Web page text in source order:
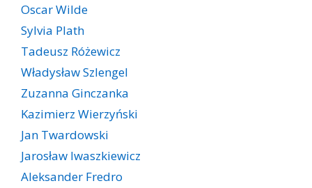
Oscar Wilde
Sylvia Plath
Tadeusz Różewicz
Władysław Szlengel
Zuzanna Ginczanka
Kazimierz Wierzyński
Jan Twardowski
Jarosław Iwaszkiewicz
Aleksander Fredro